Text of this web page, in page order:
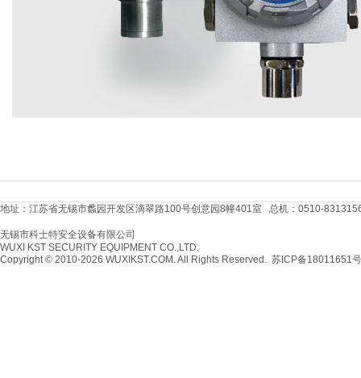
地址：江苏省无锡市蠡园开发区滴翠路100号创意园8幢401室 总机：0510-
无锡市科士特安全设备有限公司
WUXI KST SECURITY EQUIPMENT CO.,LTD.
Copyright © 2010-2026 WUXIKST.COM. All Rights Reserved. 苏ICP备18011651